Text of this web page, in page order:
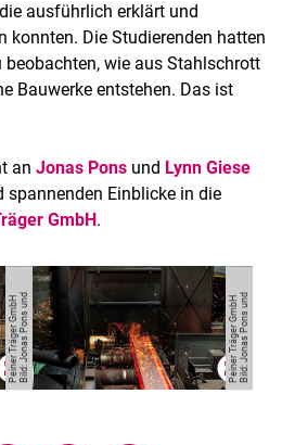
ausführlich erklärt und
konnten. Die Studierenden hatten
beobachten, wie aus Stahlschrott
Bauwerke entstehen. Das ist
an Jonas Pons und Lynn Giese
Einblicke in die
GmbH.
Bil
d:
J
o
n
a
s
P
o
n
s
u
nd
P
ei
n
e
r
T
r
ä
g
e
r
G
m
b
H Bil
d:
J
o
n
a
s
P
o
n
s
u
nd
P
ei
n
e
r
T
r
ä
g
e
r
G
m
b
H